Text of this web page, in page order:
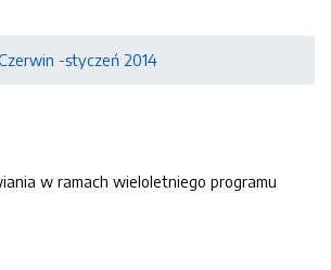
-styczeń 2014
w ramach wieloletniego programu